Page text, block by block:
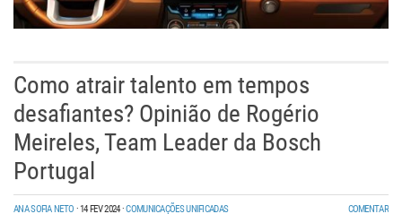
Como atrair talento em tempos
desafiantes? Opinião de Rogério
Meireles, Team Leader da Bosch
Portugal
ANA SOFIA NETO ·14 FEV 2024·COMUNICAÇÕES UNIFICADAS COMENTAR